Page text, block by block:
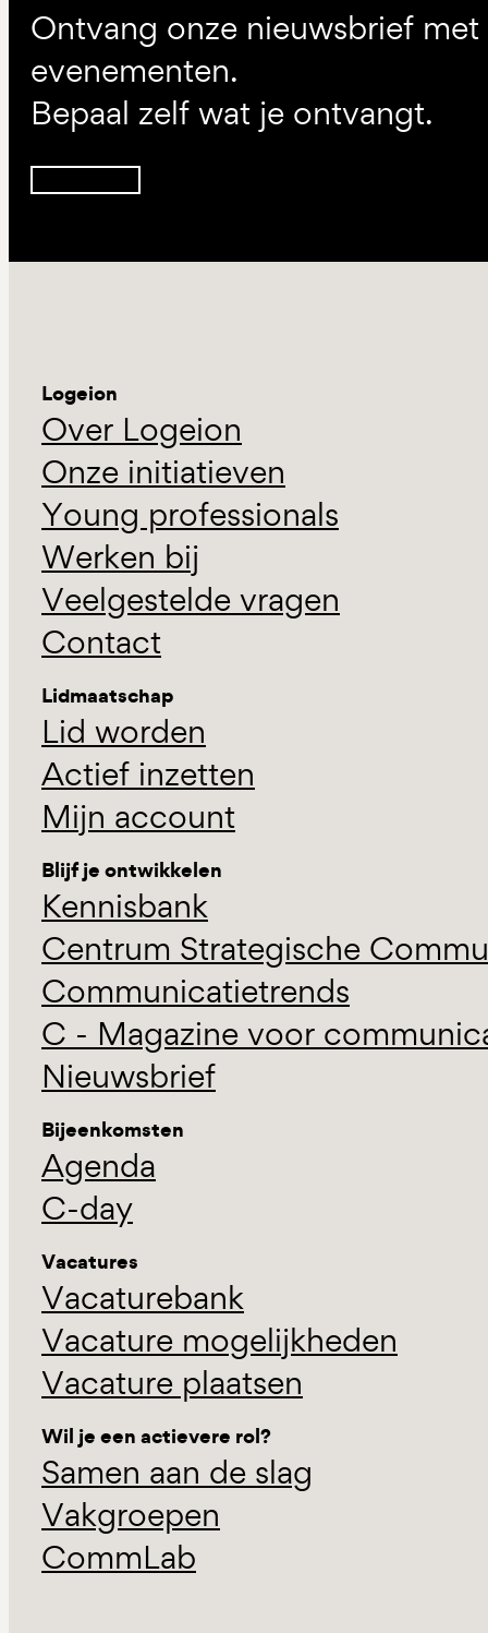
Ontvang onze nieuwsbrief
evenementen.
Bepaal zelf wat je ontvangt.
Logeion
Over Logeion
Onze initiatieven
Young professionals
Werken bij
Veelgestelde vragen
Contact
Lidmaatschap
Lid worden
Actief inzetten
Mijn account
Blijf je ontwikkelen
Kennisbank
Centrum Strategische
Communicatietrends
C - Magazine voor
Nieuwsbrief
Bijeenkomsten
Agenda
C-day
Vacatures
Vacaturebank
Vacature mogelijkheden
Vacature plaatsen
Wil je een actievere rol?
Samen aan de slag
Vakgroepen
CommLab